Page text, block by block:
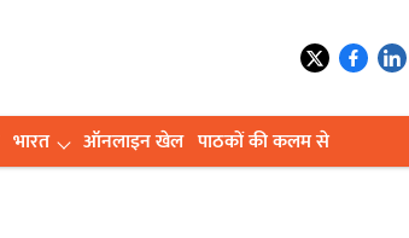
भारत ऑनलाइन खेल पाठकों की कलम से